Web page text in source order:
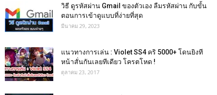
วิธี ดูรหัสผ่าน Gmail ของตัวเอง ลืมรหัสผ่าน กับขั้น
ตอนการเข้าดูแบบที่ง่ายที่สุด
มีนาคม 29, 2023
แนวทางการเล่น : Violet SS4 คริ 5000+ โดนยิงที
หน้าสั่นกันเลยทีเดียว โครตโหด !
ตุลาคม 23, 2017